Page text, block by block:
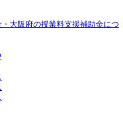
大阪府の授業料支援補助金につ